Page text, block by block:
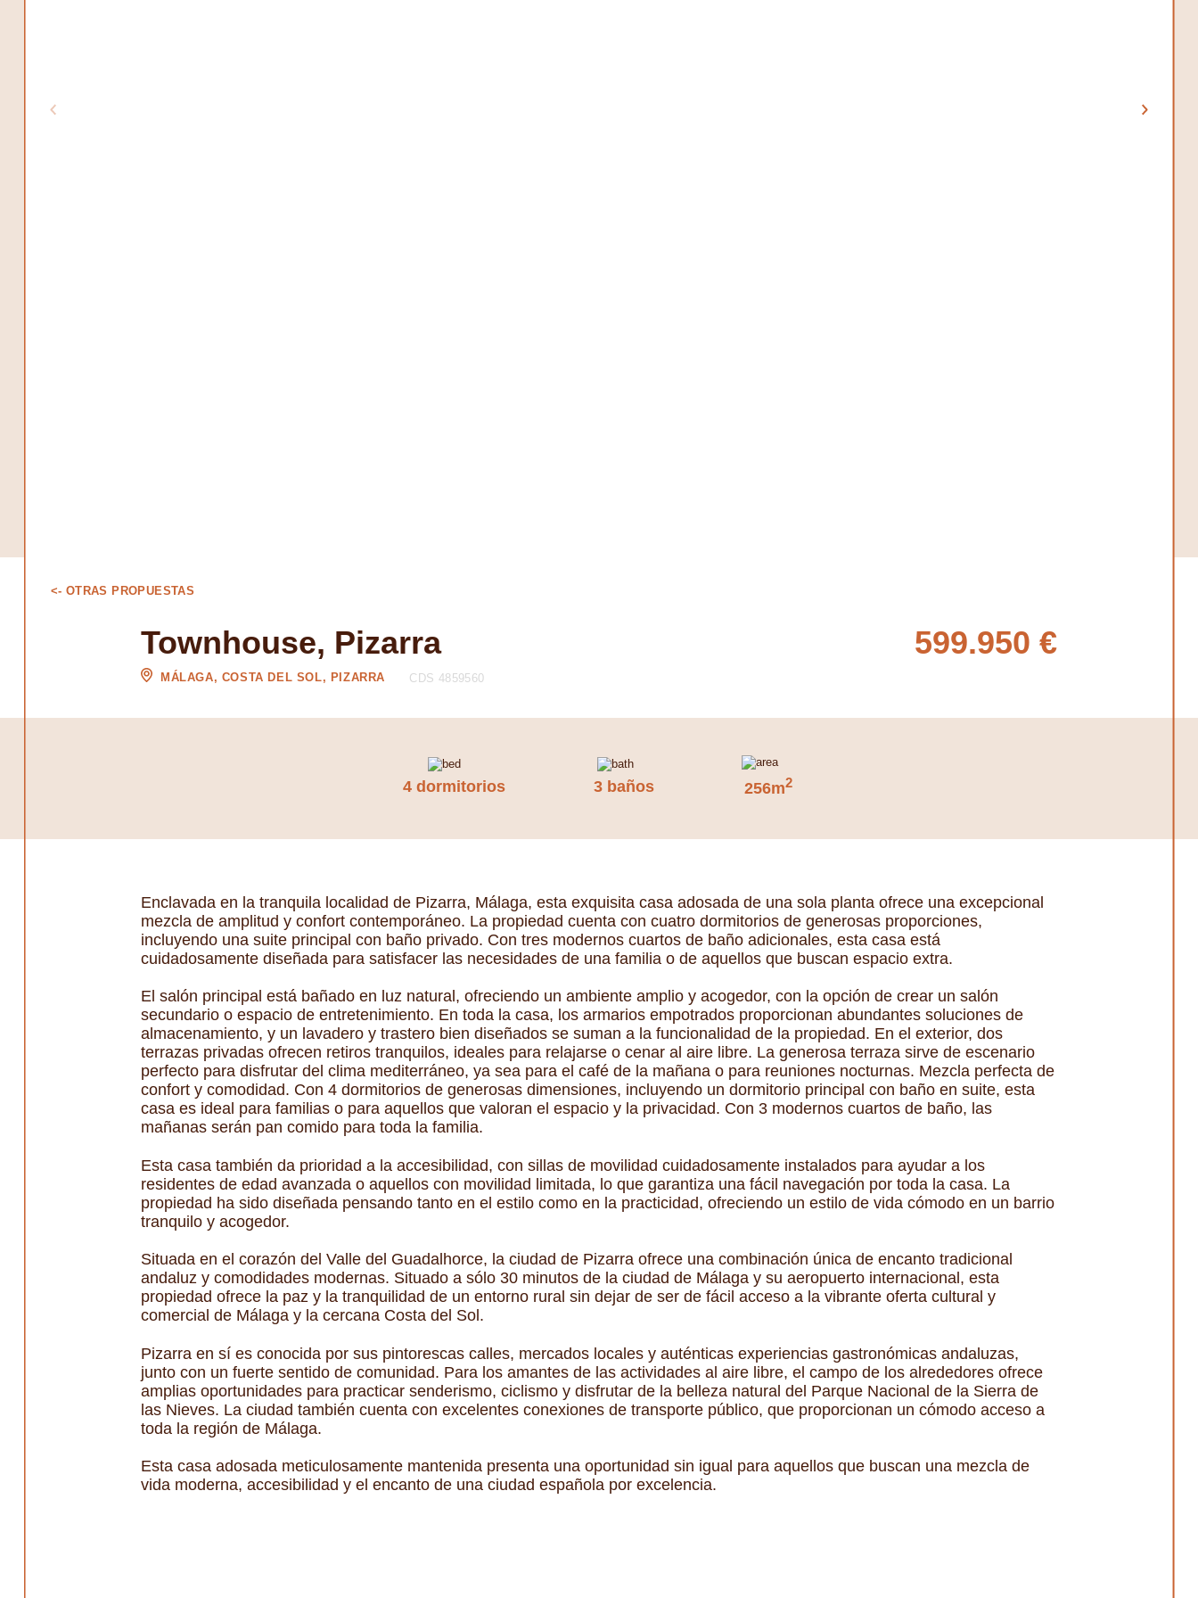
<- OTRAS PROPUESTAS
Townhouse, Pizarra
MÁLAGA, COSTA DEL SOL, PIZARRA CDS 4859560
599.950 €
4 dormitorios 3 baños 256m2
Enclavada en la tranquila localidad de Pizarra, Málaga, esta exquisita casa adosada de una sola planta ofrece una excepcional
mezcla de amplitud y confort contemporáneo. La propiedad cuenta con cuatro dormitorios de generosas proporciones,
incluyendo una suite principal con baño privado. Con tres modernos cuartos de baño adicionales, esta casa está
cuidadosamente diseñada para satisfacer las necesidades de una familia o de aquellos que buscan espacio extra.
El salón principal está bañado en luz natural, ofreciendo un ambiente amplio y acogedor, con la opción de crear un salón
secundario o espacio de entretenimiento. En toda la casa, los armarios empotrados proporcionan abundantes soluciones de
almacenamiento, y un lavadero y trastero bien diseñados se suman a la funcionalidad de la propiedad. En el exterior, dos
terrazas privadas ofrecen retiros tranquilos, ideales para relajarse o cenar al aire libre. La generosa terraza sirve de escenario
perfecto para disfrutar del clima mediterráneo, ya sea para el café de la mañana o para reuniones nocturnas. Mezcla perfecta de
confort y comodidad. Con 4 dormitorios de generosas dimensiones, incluyendo un dormitorio principal con baño en suite, esta
casa es ideal para familias o para aquellos que valoran el espacio y la privacidad. Con 3 modernos cuartos de baño, las
mañanas serán pan comido para toda la familia.
Esta casa también da prioridad a la accesibilidad, con sillas de movilidad cuidadosamente instalados para ayudar a los
residentes de edad avanzada o aquellos con movilidad limitada, lo que garantiza una fácil navegación por toda la casa. La
propiedad ha sido diseñada pensando tanto en el estilo como en la practicidad, ofreciendo un estilo de vida cómodo en un barrio
tranquilo y acogedor.
Situada en el corazón del Valle del Guadalhorce, la ciudad de Pizarra ofrece una combinación única de encanto tradicional
andaluz y comodidades modernas. Situado a sólo 30 minutos de la ciudad de Málaga y su aeropuerto internacional, esta
propiedad ofrece la paz y la tranquilidad de un entorno rural sin dejar de ser de fácil acceso a la vibrante oferta cultural y
comercial de Málaga y la cercana Costa del Sol.
Pizarra en sí es conocida por sus pintorescas calles, mercados locales y auténticas experiencias gastronómicas andaluzas,
junto con un fuerte sentido de comunidad. Para los amantes de las actividades al aire libre, el campo de los alrededores ofrece
amplias oportunidades para practicar senderismo, ciclismo y disfrutar de la belleza natural del Parque Nacional de la Sierra de
las Nieves. La ciudad también cuenta con excelentes conexiones de transporte público, que proporcionan un cómodo acceso a
toda la región de Málaga.
Esta casa adosada meticulosamente mantenida presenta una oportunidad sin igual para aquellos que buscan una mezcla de
vida moderna, accesibilidad y el encanto de una ciudad española por excelencia.